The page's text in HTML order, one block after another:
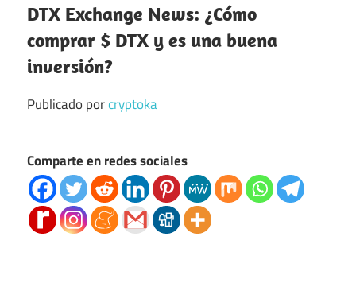
DTX Exchange News: ¿Cómo
comprar $ DTX y es una buena
inversión?
Publicado porcryptoka
Comparte en redes sociales